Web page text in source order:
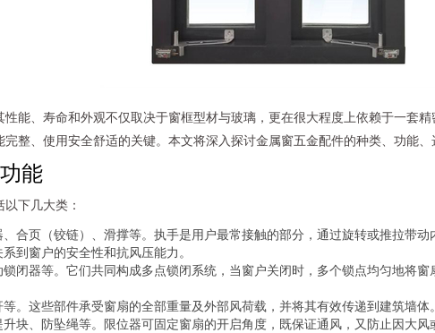
能、寿命和外观不仅取决于窗框型材与玻璃，更在很大程度上依赖于一套
整、使用安全舒适的关键。本文将深入探讨金属窗五金配件的种类、功能、
能
下几大类：
、合页（铰链）、滑撑等。执手是用户最常接触的部分，通过旋转或推拉带
到窗户的安全性和抗风压能力。
锁闭器等。它们共同构成多点锁闭系统，当窗户关闭时，多个锁点均匀地将
等。这些部件承受窗扇的全部重量及外部风荷载，并将其有效传递到建筑墙
升块、防坠绳等。限位器可固定窗扇的开启角度，既保证通风，又防止因大